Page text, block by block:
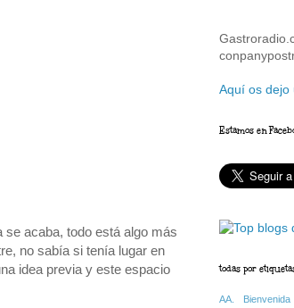
acaba, todo está algo más
no sabía si tenía lugar en
idea previa y este espacio
Aquí os dejo
Estamos en
todas por
AA. Bienvenida